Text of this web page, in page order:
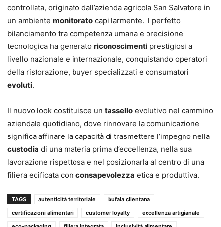
controllata, originato dall’azienda agricola San Salvatore in
un ambiente monitorato capillarmente. Il perfetto
bilanciamento tra competenza umana e precisione
tecnologica ha generato riconoscimenti prestigiosi a
livello nazionale e internazionale, conquistando operatori
della ristorazione, buyer specializzati e consumatori
evoluti.
Il nuovo look costituisce un tassello evolutivo nel cammino
aziendale quotidiano, dove rinnovare la comunicazione
significa affinare la capacità di trasmettere l’impegno nella
custodia di una materia prima d’eccellenza, nella sua
lavorazione rispettosa e nel posizionarla al centro di una
filiera edificata con consapevolezza etica e produttiva.
TAGS autenticità territoriale
bufala cilentana
certificazioni alimentari
customer loyalty
eccellenza artigianale